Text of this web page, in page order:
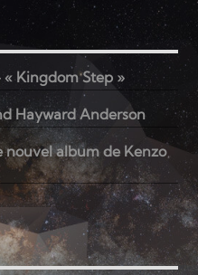
Kingdom Step »
Hayward Anderson
nouvel album de Kenzo